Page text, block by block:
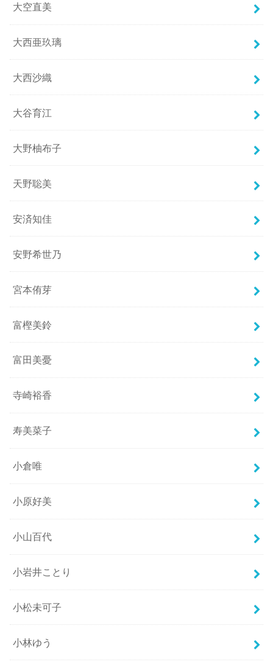
大空直美
大西亜玖璃
大西沙織
大谷育江
大野柚布子
天野聡美
安済知佳
安野希世乃
宮本侑芽
富樫美鈴
富田美憂
寺崎裕香
寿美菜子
小倉唯
小原好美
小山百代
小岩井ことり
小松未可子
小林ゆう